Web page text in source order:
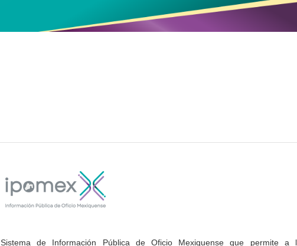
Sistema de Información Pública de Oficio Mexiquense que permite a